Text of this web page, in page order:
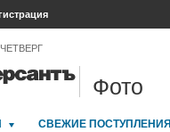
Фото
СВЕЖИЕ ПОСТУПЛЕНИЯ